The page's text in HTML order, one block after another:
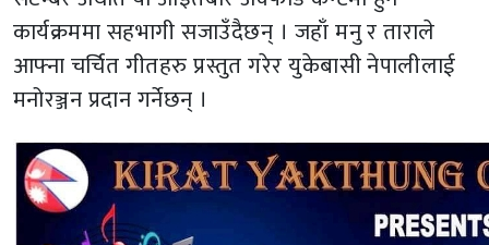
कार्यक्रममा सहभागी सजाउँदैछन् । जहाँ मनु र ताराले
आफ्ना चर्चित गीतहरु प्रस्तुत गरेर युकेबासी नेपालीलाई
मनोरञ्जन प्रदान गर्नेछन् ।